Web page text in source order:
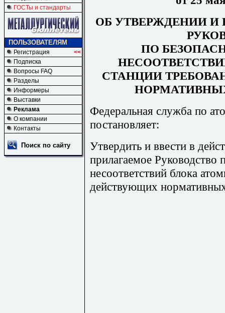
ГОСТы и стандарты
ПОЛЬЗОВАТЕЛЯМ
Регистрация
<<
Подписка
Вопросы FAQ
Разделы
Информеры
Выставки
Реклама
О компании
Контакты
Поиск по сайту
ОБ УТВЕРЖДЕНИИ И
ПО
СТАНЦИИ
Федеральная служба по
постановляет:
Утвердить и ввести в
прилагаемое Руководство
несоответствий блока
действующих